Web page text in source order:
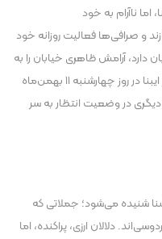
ناآرام به خود
و صرافی‌ها فعالیت روزانه خود
دارد، آرامش ظاهری خیابان را به
چالش می‌کشد. مشاهدات میدانی خبرنگار ایبنا در روز چهارشنبه ۱۱ بهمن‌ماه
دیگری در وضعیت انتظار به سر
شنیده می‌شود؛ جملاتی که
دلالان ارزی، پراکنده، اما